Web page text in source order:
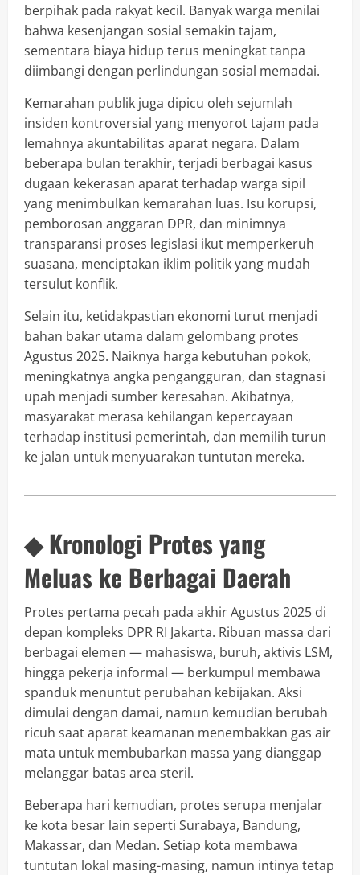
berpihak pada rakyat kecil. Banyak warga menilai
bahwa kesenjangan sosial semakin tajam,
sementara biaya hidup terus meningkat tanpa
diimbangi dengan perlindungan sosial memadai.
Kemarahan publik juga dipicu oleh sejumlah
insiden kontroversial yang menyorot tajam pada
lemahnya akuntabilitas aparat negara. Dalam
beberapa bulan terakhir, terjadi berbagai kasus
dugaan kekerasan aparat terhadap warga sipil
yang menimbulkan kemarahan luas. Isu korupsi,
pemborosan anggaran DPR, dan minimnya
transparansi proses legislasi ikut memperkeruh
suasana, menciptakan iklim politik yang mudah
tersulut konflik.
Selain itu, ketidakpastian ekonomi turut menjadi
bahan bakar utama dalam gelombang protes
Agustus 2025. Naiknya harga kebutuhan pokok,
meningkatnya angka pengangguran, dan stagnasi
upah menjadi sumber keresahan. Akibatnya,
masyarakat merasa kehilangan kepercayaan
terhadap institusi pemerintah, dan memilih turun
ke jalan untuk menyuarakan tuntutan mereka.
◆ Kronologi Protes yang
Meluas ke Berbagai Daerah
Protes pertama pecah pada akhir Agustus 2025 di
depan kompleks DPR RI Jakarta. Ribuan massa dari
berbagai elemen — mahasiswa, buruh, aktivis LSM,
hingga pekerja informal — berkumpul membawa
spanduk menuntut perubahan kebijakan. Aksi
dimulai dengan damai, namun kemudian berubah
ricuh saat aparat keamanan menembakkan gas air
mata untuk membubarkan massa yang dianggap
melanggar batas area steril.
Beberapa hari kemudian, protes serupa menjalar
ke kota besar lain seperti Surabaya, Bandung,
Makassar, dan Medan. Setiap kota membawa
tuntutan lokal masing-masing, namun intinya tetap